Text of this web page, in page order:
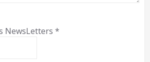
NewsLetters *